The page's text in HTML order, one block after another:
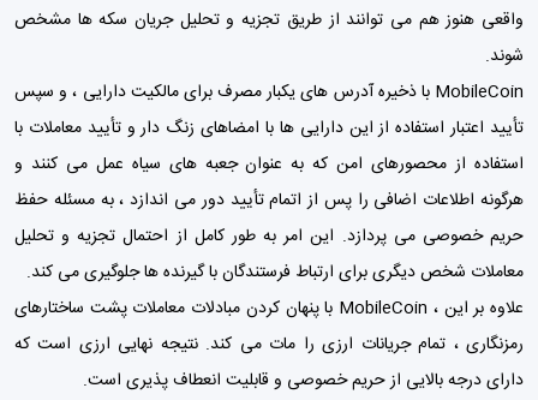
واقعی هنوز هم می توانند از طریق تجزیه و تحلیل جریان سکه ها مشخص
شوند.
MobileCoin با ذخیره آدرس های یکبار مصرف برای مالکیت دارایی ، و سپس
تأیید اعتبار استفاده از این دارایی ها با امضاهای زنگ دار و تأیید معاملات با
استفاده از محصورهای امن که به عنوان جعبه های سیاه عمل می کنند و
هرگونه اطلاعات اضافی را پس از اتمام تأیید دور می اندازد ، به مسئله حفظ
حریم خصوصی می پردازد. این امر به طور کامل از احتمال تجزیه و تحلیل
معاملات شخص دیگری برای ارتباط فرستندگان با گیرنده ها جلوگیری می کند.
علاوه بر این ، MobileCoin با پنهان کردن مبادلات معاملات پشت ساختارهای
رمزنگاری ، تمام جریانات ارزی را مات می کند. نتیجه نهایی ارزی است که
دارای درجه بالایی از حریم خصوصی و قابلیت انعطاف پذیری است.